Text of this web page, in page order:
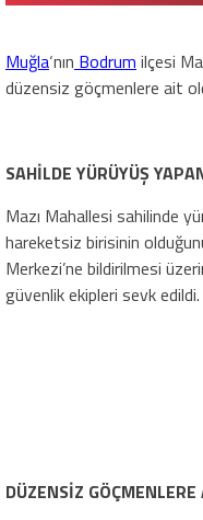
Muğla‘nın Bodrum ilçesi
düzensiz göçmenlere ait
SAHİLDE YÜRÜYÜŞ
Mazı Mahallesi sahilinde
hareketsiz birisinin
Merkezi’ne bildirilmesi
güvenlik ekipleri sevk edildi.
DÜZENSİZ